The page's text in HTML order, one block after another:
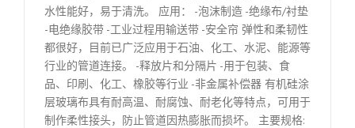
水性能好，易于清洗。 应用： -泡沫制造 -绝缘布/衬垫
-电绝缘胶带 -工业过程用输送带 -安全帘 弹性和柔韧性
都很好，目前已广泛应用于石油、化工、水泥、能源等
行业的管道连接。 -释放片和分隔片 -用于包装、食
品、印刷、化工、橡胶等行业 -非金属补偿器 有机硅涂
层玻璃布具有耐高温、耐腐蚀、耐老化等特点，可用于
制作柔性接头，防止管道因热膨胀而损坏。 主要规格: